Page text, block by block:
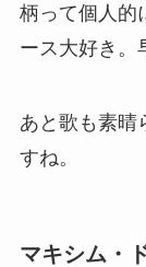
柄って個人的
ース大好き。
あと歌も素晴
すね。
マキシム・